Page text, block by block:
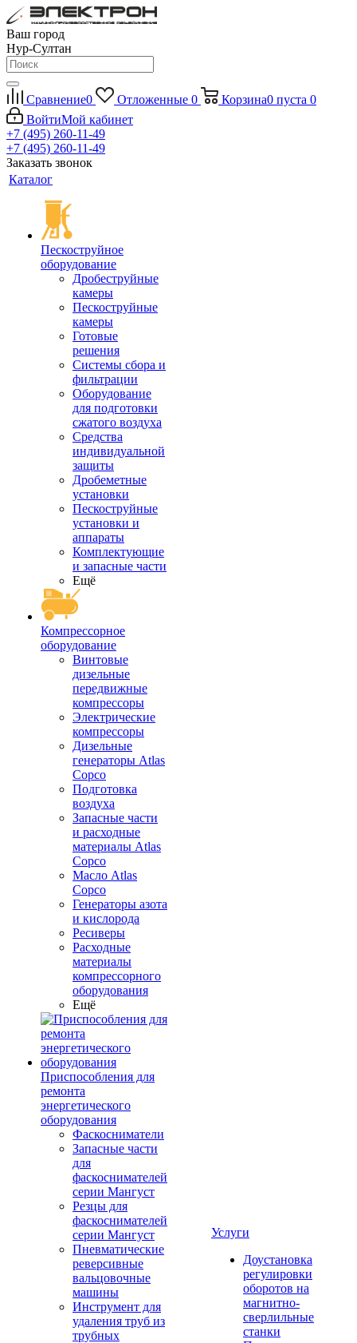
Ваш город
Нур-Султан
Сравнение0 Отложенные 0 Корзина0 пуста 0
ВойтиМой кабинет
+7 (495) 260-11-49
+7 (495) 260-11-49
Заказать звонок
Каталог
Пескоструйное
оборудование
Дробеструйные
камеры
Пескоструйные
камеры
Готовые
решения
Системы сбора и
фильтрации
Оборудование
для подготовки
сжатого воздуха
Средства
индивидуальной
защиты
Дробеметные
установки
Пескоструйные
установки и
аппараты
Комплектующие
и запасные части
Ещё
Компрессорное
оборудование
Винтовые
дизельные
передвижные
компрессоры
Электрические
компрессоры
Дизельные
генераторы Atlas
Copco
Подготовка
воздуха
Запасные части
и расходные
материалы Atlas
Copco
Масло Atlas
Copco
Генераторы азота
и кислорода
Ресиверы
Расходные
материалы
компрессорного
оборудования
Ещё
Приспособления для
ремонта
энергетического
оборудования
Фаскосниматели
Запасные части
для
фаскоснимателей
серии Мангуст
Резцы для
фаскоснимателей
серии Мангуст
Пневматические
реверсивные
вальцовочные
машины
Инструмент для
удаления труб из
трубных
Услуги
Доустановка
регулировки
оборотов на
магнитно-
сверлильные
станки